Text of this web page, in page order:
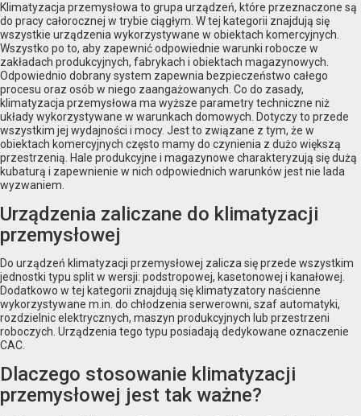
Klimatyzacja przemysłowa to grupa urządzeń, które przeznaczone są
do pracy całorocznej w trybie ciągłym. W tej kategorii znajdują się
wszystkie urządzenia wykorzystywane w obiektach komercyjnych.
Wszystko po to, aby zapewnić odpowiednie warunki robocze w
zakładach produkcyjnych, fabrykach i obiektach magazynowych.
Odpowiednio dobrany system zapewnia bezpieczeństwo całego
procesu oraz osób w niego zaangażowanych. Co do zasady,
klimatyzacja przemysłowa ma wyższe parametry techniczne niż
układy wykorzystywane w warunkach domowych. Dotyczy to przede
wszystkim jej wydajności i mocy. Jest to związane z tym, że w
obiektach komercyjnych często mamy do czynienia z dużo większą
przestrzenią. Hale produkcyjne i magazynowe charakteryzują się dużą
kubaturą i zapewnienie w nich odpowiednich warunków jest nie lada
wyzwaniem.
Urządzenia zaliczane do klimatyzacji
przemysłowej
Do urządzeń klimatyzacji przemysłowej zalicza się przede wszystkim
jednostki typu split w wersji: podstropowej, kasetonowej i kanałowej.
Dodatkowo w tej kategorii znajdują się klimatyzatory naścienne
wykorzystywane m.in. do chłodzenia serwerowni, szaf automatyki,
rozdzielnic elektrycznych, maszyn produkcyjnych lub przestrzeni
roboczych. Urządzenia tego typu posiadają dedykowane oznaczenie
CAC.
Dlaczego stosowanie klimatyzacji
przemysłowej jest tak ważne?